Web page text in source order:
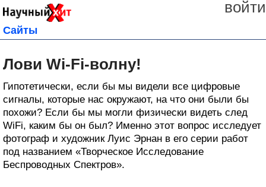
войти
Сайты
Лови Wi-Fi-волну!
Гипотетически, если бы мы видели все цифровые
сигналы, которые нас окружают, на что они были бы
похожи? Если бы мы могли физически видеть след
WiFi, каким бы он был? Именно этот вопрос исследует
фотограф и художник Луис Эрнан в его серии работ
под названием «Творческое Исследование
Беспроводных Спектров».